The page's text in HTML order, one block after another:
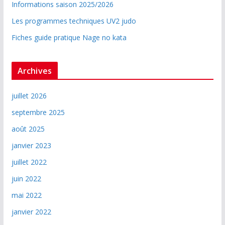
Informations saison 2025/2026
Les programmes techniques UV2 judo
Fiches guide pratique Nage no kata
Archives
juillet 2026
septembre 2025
août 2025
janvier 2023
juillet 2022
juin 2022
mai 2022
janvier 2022